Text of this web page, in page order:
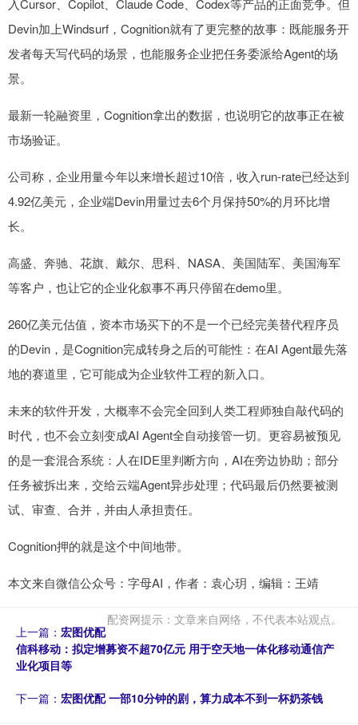
入Cursor、Copilot、Claude Code、Codex等产品的正面竞争。但
Devin加上Windsurf，Cognition就有了更完整的故事：既能服务开
发者每天写代码的场景，也能服务企业把任务委派给Agent的场
景。
最新一轮融资里，Cognition拿出的数据，也说明它的故事正在被
市场验证。
公司称，企业用量今年以来增长超过10倍，收入run-rate已经达到
4.92亿美元，企业端Devin用量过去6个月保持50%的月环比增
长。
高盛、奔驰、花旗、戴尔、思科、NASA、美国陆军、美国海军
等客户，也让它的企业化叙事不再只停留在demo里。
260亿美元估值，资本市场买下的不是一个已经完美替代程序员
的Devin，是Cognition完成转身之后的可能性：在AI Agent最先落
地的赛道里，它可能成为企业软件工程的新入口。
未来的软件开发，大概率不会完全回到人类工程师独自敲代码的
时代，也不会立刻变成AI Agent全自动接管一切。更容易被预见
的是一套混合系统：人在IDE里判断方向，AI在旁边协助；部分
任务被拆出来，交给云端Agent异步处理；代码最后仍然要被测
试、审查、合并，并由人承担责任。
Cognition押的就是这个中间地带。
本文来自微信公众号：字母AI，作者：袁心玥，编辑：王靖
配资网提示：文章来自网络，不代表本站观点。
上一篇： 宏图优配
信科移动：拟定增募资不超70亿元 用于空天地一体化移动通信产
业化项目等
下一篇： 宏图优配 一部10分钟的剧，算力成本不到一杯奶茶钱